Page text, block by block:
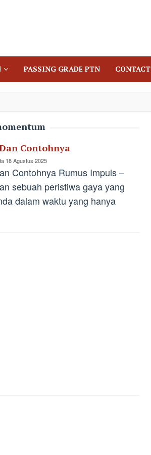
PASSING GRADE PTN CONTACT
Contohnya
18 Agustus 2025
Contohnya Rumus Impuls –
sebuah peristiwa gaya yang
dalam waktu yang hanya